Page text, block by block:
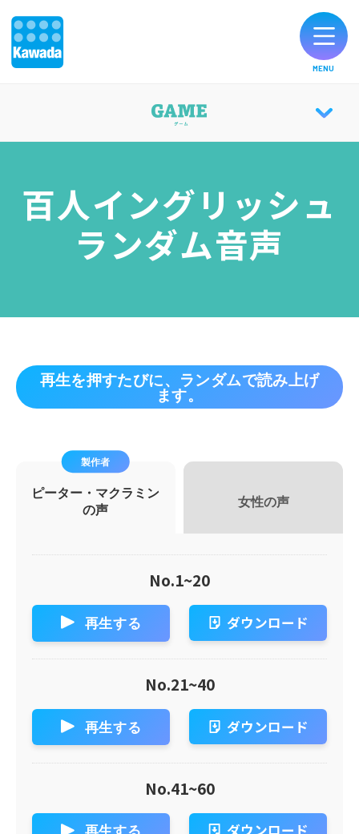
オリジナルブランド一覧
製品のご購入
お客様サポート
公式SNS
MENU
KLASK
KLASK日本大会
百人イングリッシュ
ランダム音声
再生を押すたびに、ランダムで読み上げ
ます。
製作者
ピーター・マクラミン
の声
女性の声
No.1~20
再生する ダウンロード
No.21~40
再生する ダウンロード
No.41~60